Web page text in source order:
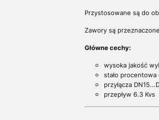
Przystosowane są do
Zawory są
Główne cechy:
wysoka jakość
stało procentowa
przyłącza
przepływ 6.3 Kvs